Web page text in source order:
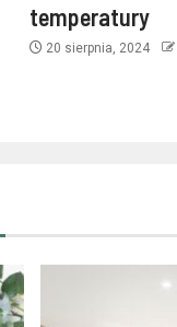
temperatury
20 sierpnia, 2024